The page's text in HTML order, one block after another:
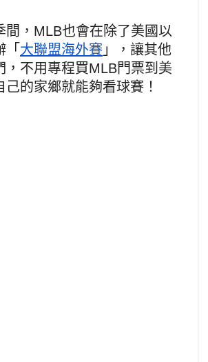
間，MLB也會在除了美國以
「 大聯盟海外賽 」，讓其他
，不用專程買MLB門票到美
己的家鄉就能夠看球賽！